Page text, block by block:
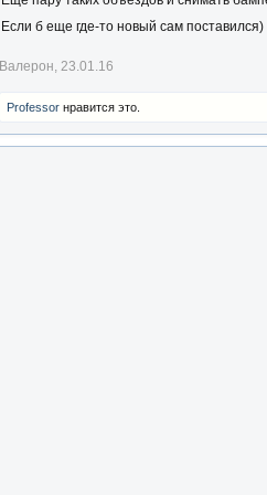
Если б еще где-то новый сам поставился)
Валерон, 23.01.16
Professorнравится это.